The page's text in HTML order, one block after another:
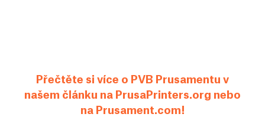
Přečtěte si více o PVB Prusamentu v
našem článku na PrusaPrinters.org nebo
na Prusament.com!